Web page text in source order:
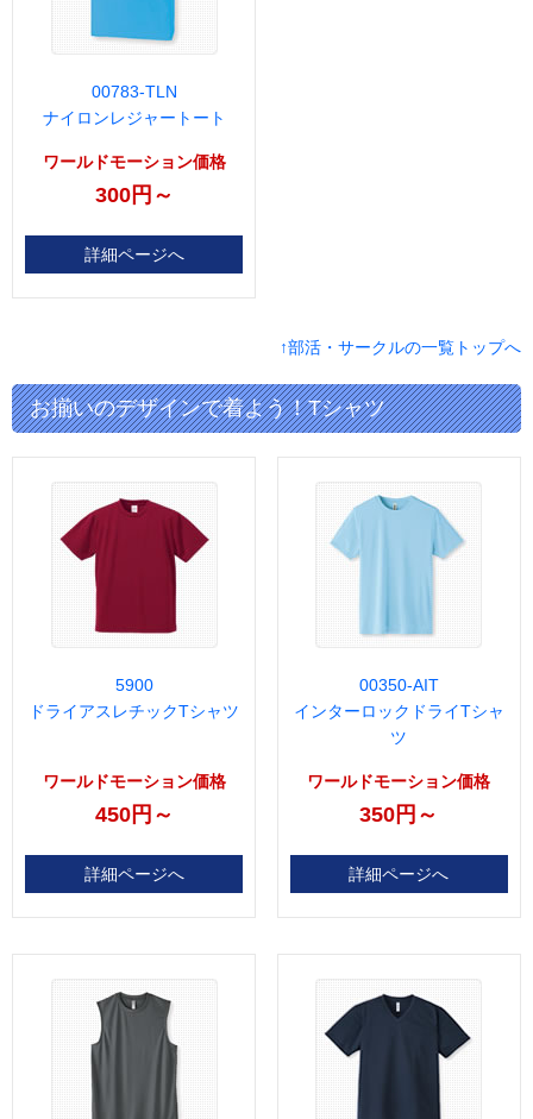
00783-TLN
ナイロンレジャートート
ワールドモーション価格
300円～
詳細ページへ
↑部活・サークルの一覧トップへ
お揃いのデザインで着よう！Tシャツ
5900
ドライアスレチックTシャツ
ワールドモーション価格
450円～
詳細ページへ
00350-AIT
インターロックドライTシャ
ツ
ワールドモーション価格
350円～
詳細ページへ